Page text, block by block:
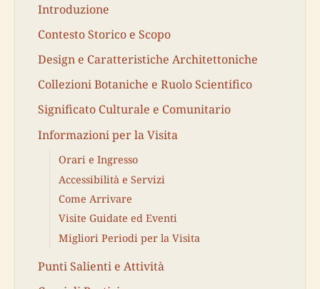
Introduzione
Contesto Storico e Scopo
Design e Caratteristiche Architettoniche
Collezioni Botaniche e Ruolo Scientifico
Significato Culturale e Comunitario
Informazioni per la Visita
Orari e Ingresso
Accessibilità e Servizi
Come Arrivare
Visite Guidate ed Eventi
Migliori Periodi per la Visita
Punti Salienti e Attività